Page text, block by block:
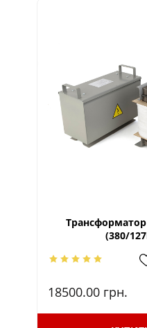
(380/
18500.00 грн.